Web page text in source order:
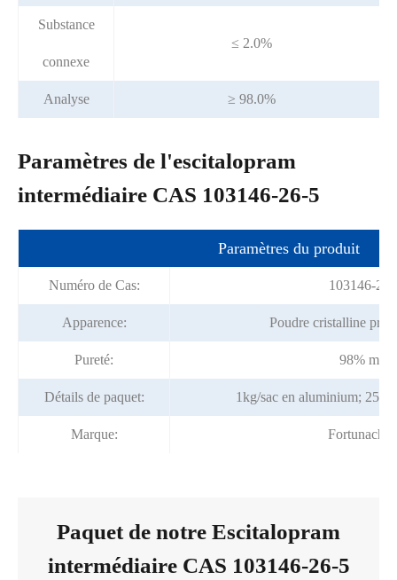
Substance
connexe
≤ 2.0%
Analyse ≥ 98.0%
Paramètres de l'escitalopram
intermédiaire CAS 103146-26-5
Paramètres du produit
Numéro de Cas: 103146-26-
Apparence: Poudre cristalline
Pureté: 98% min
Détails de paquet: 1kg/sac en aluminium;
Marque:
Paquet de notre Escitalopram
intermédiaire CAS 103146-26-5